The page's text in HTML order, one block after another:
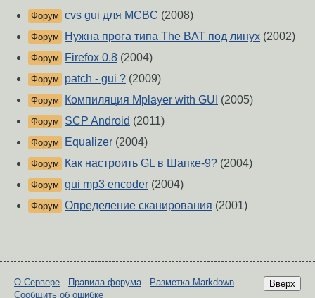
Форум cvs gui для MCBC (2008)
Форум Нужна прога типа The BAT под линух (2002)
Форум Firefox 0.8 (2004)
Форум patch - gui ? (2009)
Форум Компиляция Mplayer with GUI (2005)
Форум SCP Android (2011)
Форум Equalizer (2004)
Форум Как настроить GL в Шапке-9? (2004)
Форум gui mp3 encoder (2004)
Форум Определение сканирования (2001)
Вверх
О Сервере - Правила форума- Разметка Markdown
Сообщить об ошибке